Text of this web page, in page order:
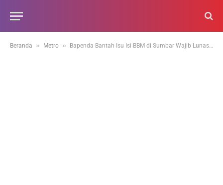
Beranda » Metro » Bapenda Bantah Isu Isi BBM di Sumbar Wajib Lunas Pajak Kendaraan